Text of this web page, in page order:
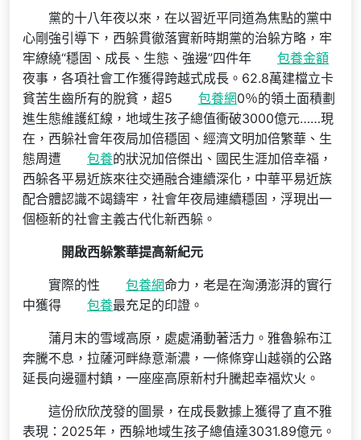
黨的十八年夜以來，在以習近平同道為焦點的黨中
心剛強引導下，西躲貫徹落實新時期黨的治躲方略，牢
牢繚繞“穩固、成長、生態、強邊”四件年
包養金額
夜事，各項社會工作獲得跨越式成長。62.8萬建檔立卡
貧苦生齒所有的脫貧，超5
包養網0％的領土面積劃
進生態維護紅線，地域生孩子總值衝破3000億元……現
在，西躲社會年夜局加倍穩固、經濟文明加倍繁華、生
態周遭
包養的狀況加倍傑出、國民生涯加倍幸福，
西躲各平易近族來往交通融合連續深化，中華平易近族
配合體認識不竭鑄牢，社會年夜局連續穩固，浮現出一
個極新的社會主義古代化新西躲。
開啟西躲繁華提高新紀元
實際的性 包養網命力，老是在洶湧澎湃的實行
中獲得
包養最充足的印證。
蒲月末的雪域高原，處處涌動著活力。雅魯躲布江
奔騰不息，拉薩河畔綠意漸濃，一條條穿山越嶺的公路
延長向邊疆村鎮，一座座高原新村升騰起幸福炊火。
這份欣欣茂發的圖景，在成長數據上獲得了直不雅
表現：2025年，西躲地域生孩子總值達3031.89億元。